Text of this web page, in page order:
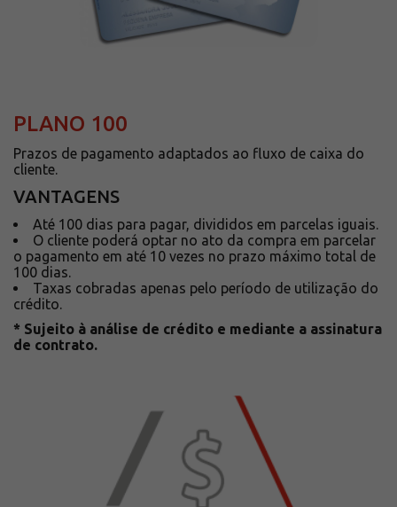
PLANO 100
Prazos de pagamento adaptados ao fluxo de caixa do
cliente.
VANTAGENS
Até 100 dias para pagar, divididos em parcelas iguais.
O cliente poderá optar no ato da compra em parcelar
o pagamento em até 10 vezes no prazo máximo total de
100 dias.
Taxas cobradas apenas pelo período de utilização do
crédito.
* Sujeito à análise de crédito e mediante a assinatura
de contrato.